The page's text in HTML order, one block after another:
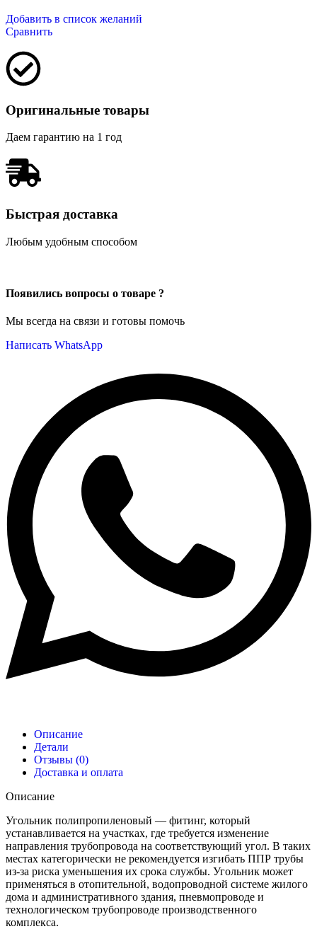
Добавить в список желаний
Сравнить
Оригинальные товары
Даем гарантию на 1 год
Быстрая доставка
Любым удобным способом
Появились вопросы о товаре ?
Мы всегда на связи и готовы помочь
Написать WhatsApp
Описание
Детали
Отзывы (0)
Доставка и оплата
Описание
Угольник полипропиленовый — фитинг, который
устанавливается на участках, где требуется изменение
направления трубопровода на соответствующий угол. В таких
местах категорически не рекомендуется изгибать ППР трубы
из-за риска уменьшения их срока службы. Угольник может
применяться в отопительной, водопроводной системе жилого
дома и административного здания, пневмопроводе и
технологическом трубопроводе производственного
комплекса.